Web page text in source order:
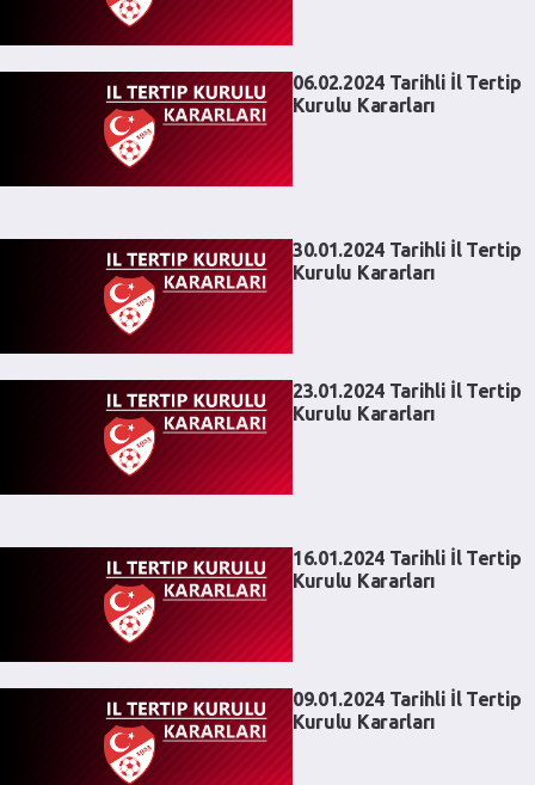
06.02.2024 Tarihli İl Tertip
Kurulu Kararları
30.01.2024 Tarihli İl Tertip
Kurulu Kararları
23.01.2024 Tarihli İl Tertip
Kurulu Kararları
16.01.2024 Tarihli İl Tertip
Kurulu Kararları
09.01.2024 Tarihli İl Tertip
Kurulu Kararları